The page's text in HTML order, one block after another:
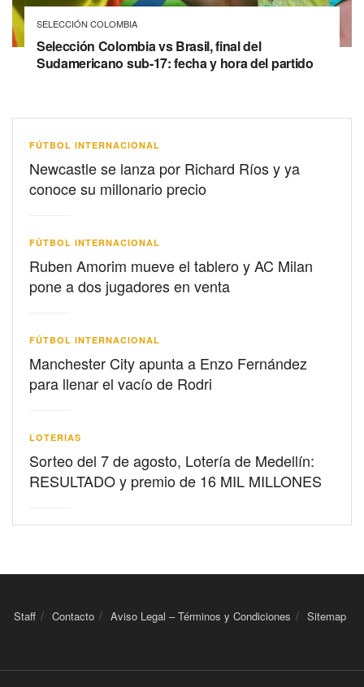
SELECCIÓN COLOMBIA
Selección Colombia vs Brasil, final del
Sudamericano sub-17: fecha y hora del partido
FÚTBOL INTERNACIONAL
Newcastle se lanza por Richard Ríos y ya
conoce su millonario precio
FÚTBOL INTERNACIONAL
Ruben Amorim mueve el tablero y AC Milan
pone a dos jugadores en venta
FÚTBOL INTERNACIONAL
Manchester City apunta a Enzo Fernández
para llenar el vacío de Rodri
LOTERIAS
Sorteo del 7 de agosto, Lotería de Medellín:
RESULTADO y premio de 16 MIL MILLONES
Staff Contacto Aviso Legal – Términos y Condiciones Sitemap